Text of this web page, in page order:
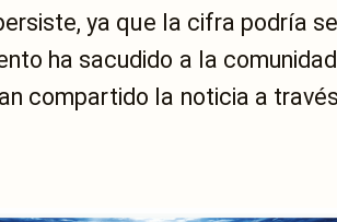
ya que la cifra podría
ha sacudido a la
compartido la noticia a